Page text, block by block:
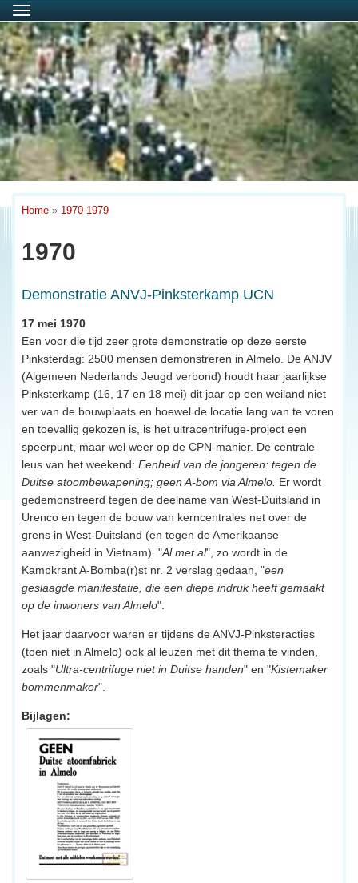
Menu
Home » 1970-1979
1970
Demonstratie ANVJ-Pinksterkamp UCN
17 mei 1970
Een voor die tijd zeer grote demonstratie op deze eerste
Pinksterdag: 2500 mensen demonstreren in Almelo. De ANJV
(Algemeen Nederlands Jeugd verbond) houdt haar jaarlijkse
Pinksterkamp (16, 17 en 18 mei) dit jaar op een weiland niet
ver van de bouwplaats en hoewel de locatie lang van te voren
en toevallig gekozen is, is het ultracentrifuge-project een
speerpunt, maar wel weer op de CPN-manier. De centrale
leus van het weekend: Eenheid van de jongeren: tegen de
Duitse atoombewapening; geen A-bom via Almelo. Er wordt
gedemonstreerd tegen de deelname van West-Duitsland in
Urenco en tegen de bouw van kerncentrales net over de
grens in West-Duitsland (en tegen de Amerikaanse
aanwezigheid in Vietnam). "Al met al", zo wordt in de
Kampkrant A-Bomba(r)st nr. 2 verslag gedaan, "een
geslaagde manifestatie, die een diepe indruk heeft gemaakt
op de inwoners van Almelo".
Het jaar daarvoor waren er tijdens de ANVJ-Pinksteracties
(toen niet in Almelo) ook al leuzen met dit thema te vinden,
zoals "Ultra-centrifuge niet in Duitse handen" en "Kistemaker
bommenmaker".
Bijlagen: